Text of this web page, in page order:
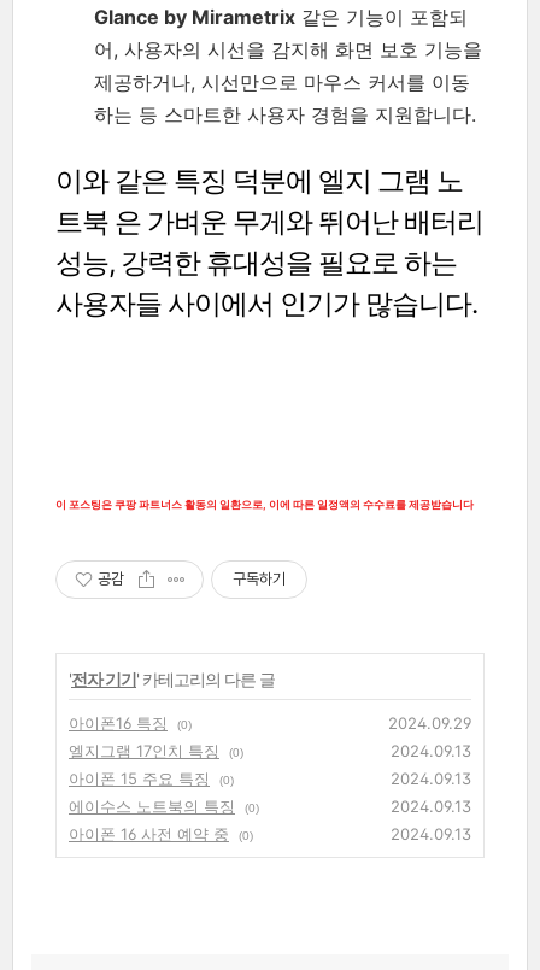
Glance by Mirametrix 같은 기능이 포함되
어, 사용자의 시선을 감지해 화면 보호 기능을
제공하거나, 시선만으로 마우스 커서를 이동
하는 등 스마트한 사용자 경험을 지원합니다.
이와 같은 특징 덕분에 엘지 그램 노
트북 은 가벼운 무게와 뛰어난 배터리
성능, 강력한 휴대성을 필요로 하는
사용자들 사이에서 인기가 많습니다.
이 포스팅은 쿠팡 파트너스 활동의 일환으로, 이에 따른 일정액의 수수료를 제공받습니다
공감 구독하기
'전자 기기' 카테고리의 다른 글
아이폰16 특징 (0)
2024.09.29
엘지그램 17인치 특징
(0)
2024.09.13
아이폰 15 주요 특징
(0)
2024.09.13
에이수스 노트북의 특징
(0)
2024.09.13
아이폰 16 사전 예약 중
(0) 2024.09.13